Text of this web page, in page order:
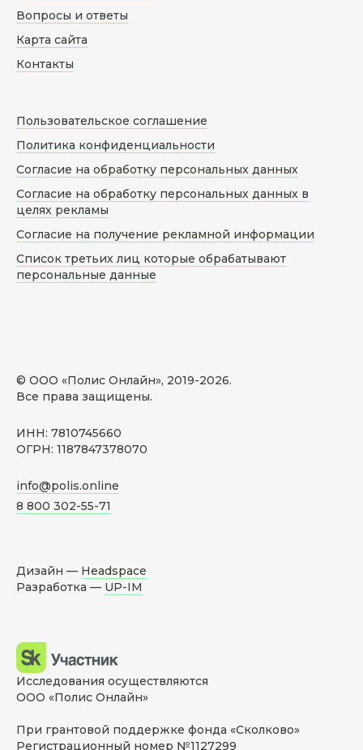
© ООО «Полис Онлайн», 2019-2026.
Все права защищены.
ИНН: 7810745660
ОГРН: 1187847378070
info@polis.online
8 800 302-55-71
Вопросы и ответы
Карта сайта
Контакты
Пользовательское соглашение
Политика конфиденциальности
Согласие на обработку персональных данных
Согласие на обработку персональных данных в
целях рекламы
Согласие на получение рекламной информации
Список третьих лиц которые обрабатывают
персональные данные
Дизайн — Headspace
Разработка — UP-IM
Исследования осуществляются
ООО «Полис Онлайн»
При грантовой поддержке фонда «Сколково»
Регистрационный номер №1127299